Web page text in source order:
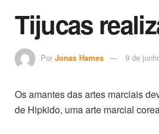
Tijucas
Por Jonas Hames 9 de
Os amantes das artes marciais
de Hipkido, uma arte marcial